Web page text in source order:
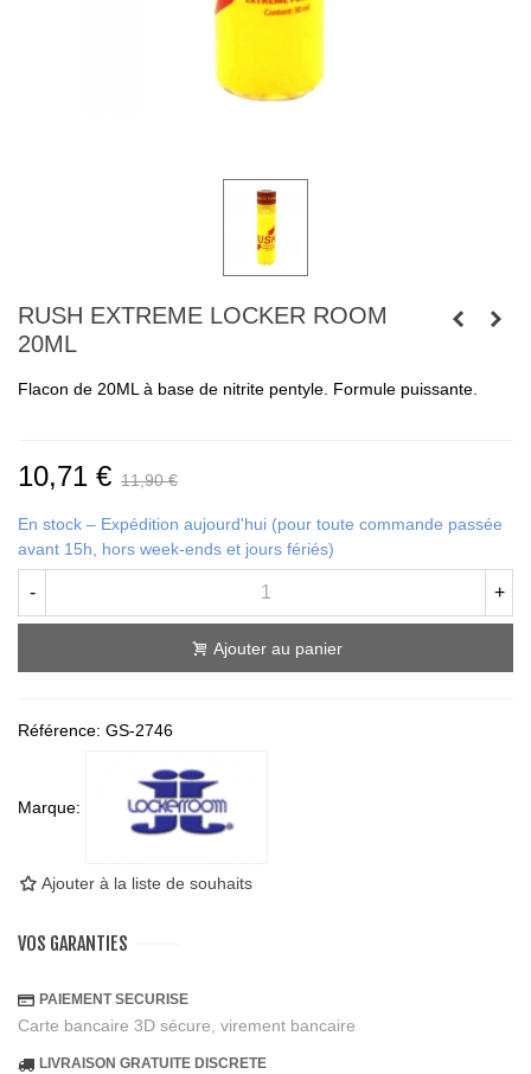
RUSH EXTREME LOCKER ROOM
20ML
Flacon de 20ML à base de nitrite pentyle. Formule puissante.
10,71 € 11,90 €
En stock – Expédition aujourd'hui (pour toute commande passée
avant 15h, hors week-ends et jours fériés)
- +
Ajouter au panier
Référence: GS-2746
Marque:
Ajouter à la liste de souhaits
VOS GARANTIES
PAIEMENT SECURISE
Carte bancaire 3D sécure, virement bancaire
LIVRAISON GRATUITE DISCRETE